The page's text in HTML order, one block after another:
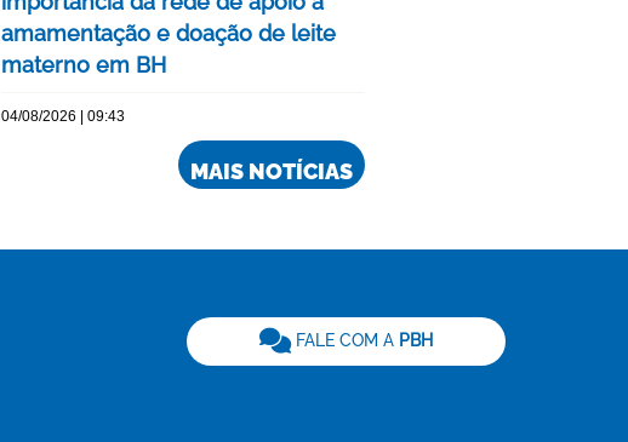
amamentação e doação de leite
materno em BH
04/08/2026 | 09:43
MAIS NOTÍCIAS
FALE COM A PBH